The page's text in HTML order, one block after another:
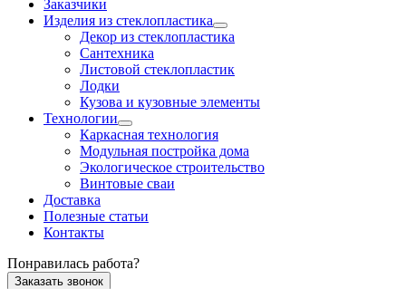
Заказчики
Изделия из стеклопластика
Декор из стеклопластика
Сантехника
Листовой стеклопластик
Лодки
Кузова и кузовные элементы
Технологии
Каркасная технология
Модульная постройка дома
Экологическое строительство
Винтовые сваи
Доставка
Полезные статьи
Контакты
Понравилась работа?
Заказать звонок